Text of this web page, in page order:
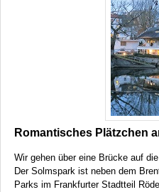
Romantisches Plätzchen
Wir gehen über eine Brücke auf
Der Solmspark ist neben dem
Parks im Frankfurter Stadtteil